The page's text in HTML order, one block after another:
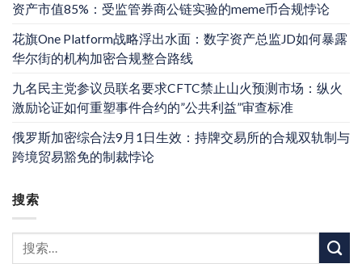
资产市值85%：受监管券商公链实验的meme币合规悖论
花旗One Platform战略浮出水面：数字资产总监JD如何暴露
华尔街的机构加密合规整合路线
九名民主党参议员联名要求CFTC禁止山火预测市场：纵火
激励论证如何重塑事件合约的”公共利益”审查标准
俄罗斯加密综合法9月1日生效：持牌交易所的合规双轨制与
跨境贸易豁免的制裁悖论
搜索